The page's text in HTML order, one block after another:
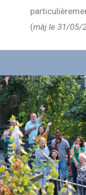
(màj le 31/05/